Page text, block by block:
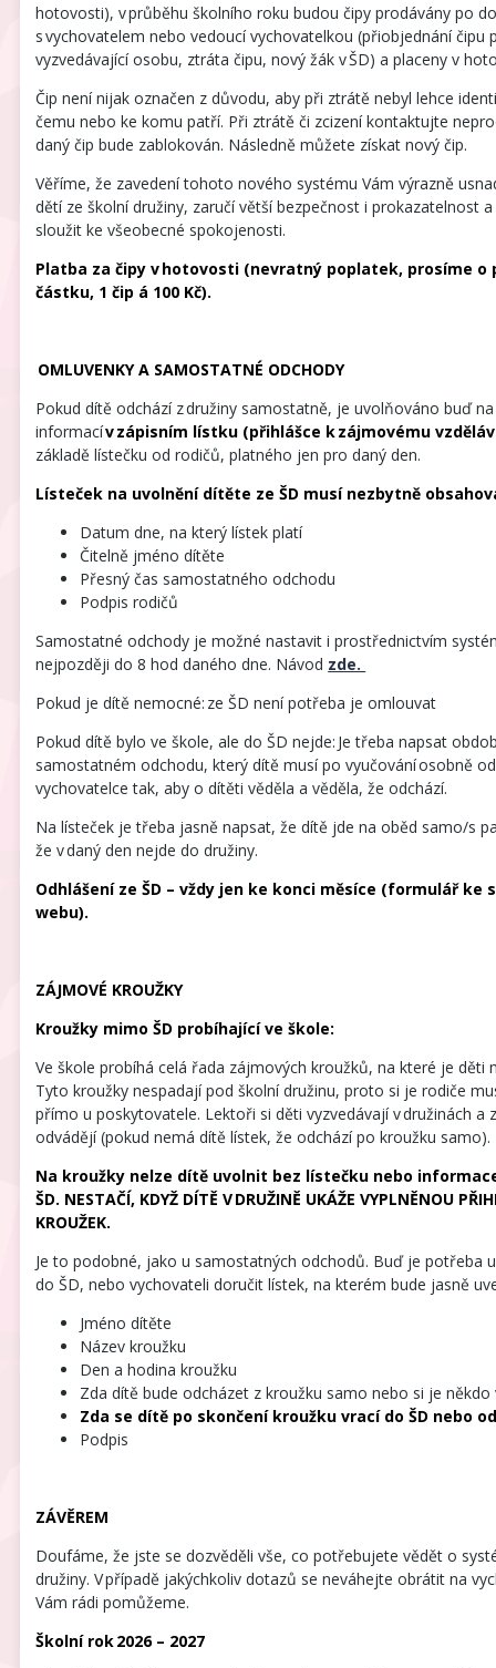
hotovosti), v průběhu školního roku budou čipy prodávány po
s vychovatelem nebo vedoucí vychovatelkou (přiobjednání čipu
vyzvedávající osobu, ztráta čipu, nový žák v ŠD) a placeny v
Čip není nijak označen z důvodu, aby při ztrátě nebyl lehce
čemu nebo ke komu patří. Při ztrátě či zcizení kontaktujte
daný čip bude zablokován. Následně můžete získat nový čip.
Věříme, že zavedení tohoto nového systému Vám výrazně
dětí ze školní družiny, zaručí větší bezpečnost i prokazatelnost
sloužit ke všeobecné spokojenosti.
Platba za čipy v hotovosti (nevratný poplatek, prosíme o
částku, 1 čip á 100 Kč).
OMLUVENKY A SAMOSTATNÉ ODCHODY
Pokud dítě odchází z družiny samostatně, je uvolňováno buď
informacív zápisním lístku (přihlášce k zájmovému
základě lístečku od rodičů, platného jen pro daný den.
Lísteček na uvolnění dítěte ze ŠD musí nezbytně
Datum dne, na který lístek platí
Čitelně jméno dítěte
Přesný čas samostatného odchodu
Podpis rodičů
Samostatné odchody je možné nastavit i prostřednictvím
nejpozději do 8 hod daného dne. Návod zde.
Pokud je dítě nemocné: ze ŠD není potřeba je omlouvat
Pokud dítě bylo ve škole, ale do ŠD nejde: Je třeba napsat
samostatném odchodu, který dítě musí po vyučování osobně
vychovatelce tak, aby o dítěti věděla a věděla, že odchází.
Na lísteček je třeba jasně napsat, že dítě jde na oběd samo/s
že v daný den nejde do družiny.
Odhlášení ze ŠD – vždy jen ke konci měsíce (formulář ke
webu).
ZÁJMOVÉ KROUŽKY
Kroužky mimo ŠD probíhající ve škole:
Ve škole probíhá celá řada zájmových kroužků, na které je děti
Tyto kroužky nespadají pod školní družinu, proto si je rodiče
přímo u poskytovatele. Lektoři si děti vyzvedávají v družinách a
odvádějí (pokud nemá dítě lístek, že odchází po kroužku samo).
Na kroužky nelze dítě uvolnit bez lístečku nebo
ŠD. NESTAČÍ, KDYŽ DÍTĚ V DRUŽINĚ UKÁŽE VYPLNĚNOU
KROUŽEK.
Je to podobné, jako u samostatných odchodů. Buď je potřeba
do ŠD, nebo vychovateli doručit lístek, na kterém bude jasně
Jméno dítěte
Název kroužku
Den a hodina kroužku
Zda dítě bude odcházet z kroužku samo nebo si je někdo
Zda se dítě po skončení kroužku vrací do ŠD nebo
Podpis
ZÁVĚREM
Doufáme, že jste se dozvěděli vše, co potřebujete vědět o
družiny. V případě jakýchkoliv dotazů se neváhejte obrátit na
Vám rádi pomůžeme.
Školní rok 2026 – 2027